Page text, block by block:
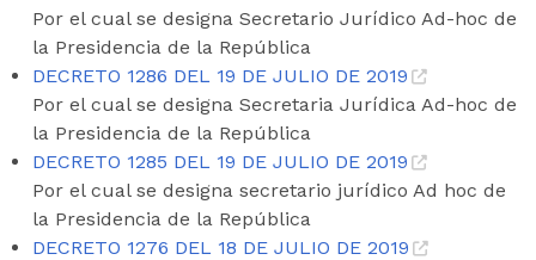
Por el cual se designa Secretario Jurídico Ad-hoc de
la Presidencia de la República
DECRETO 1286 DEL 19 DE JULIO DE 2019
Por el cual se designa Secretaria Jurídica Ad-hoc de
la Presidencia de la República
DECRETO 1285 DEL 19 DE JULIO DE 2019
Por el cual se designa secretario jurídico Ad hoc de
la Presidencia de la República
DECRETO 1276 DEL 18 DE JULIO DE 2019